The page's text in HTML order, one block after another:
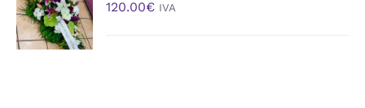
CARRITO
/
DETALLES
120.00€ IVA